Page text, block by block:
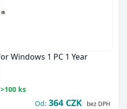
Windows 1 PC 1 Year
ks
Od: 364 CZK bez DPH